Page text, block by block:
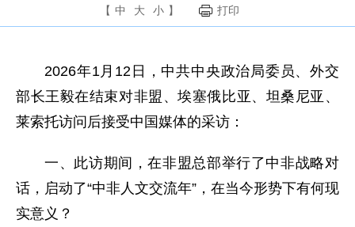
【 中 大 小 】 打印
2026年1月12日，中共中央政治局委员、外交
部长王毅在结束对非盟、埃塞俄比亚、坦桑尼亚、
莱索托访问后接受中国媒体的采访：
一、此访期间，在非盟总部举行了中非战略对
话，启动了“中非人文交流年”，在当今形势下有何现
实意义？